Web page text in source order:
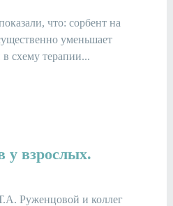
что: сорбент на
уменьшает
схему терапии...
у взрослых.
Руженцовой и коллег